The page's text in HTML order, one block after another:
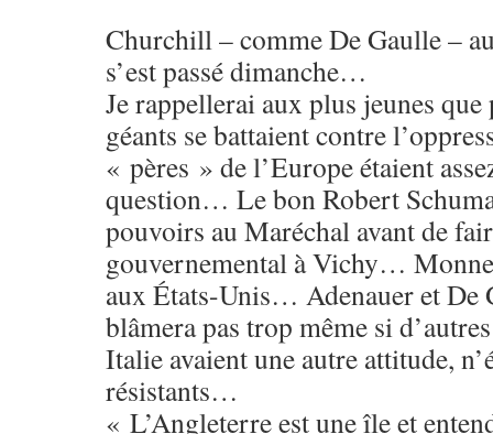
Churchill – comme De Gaulle –
s’est passé dimanche…
Je rappellerai aux plus jeunes que
géants se battaient contre
« pères » de l’Europe étaient
question… Le bon Robert
pouvoirs au Maréchal avant de
gouvernemental à Vichy…
aux États-Unis… Adenauer et De
blâmera pas trop même si
Italie avaient une autre attitude,
résistants…
« L’Angleterre est une île et